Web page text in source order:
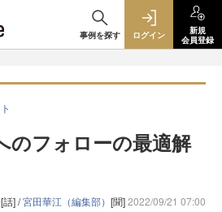
事例を探す ログイン
新規
会員登録
のフォローの最適解
[話] /宮田華江（編集部） [聞]2022/09/21 07:00